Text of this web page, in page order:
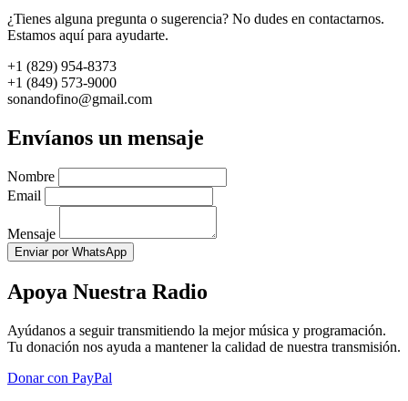
¿Tienes alguna pregunta o sugerencia? No dudes en contactarnos.
Estamos aquí para ayudarte.
+1 (829) 954-8373
+1 (849) 573-9000
sonandofino@gmail.com
Envíanos un mensaje
Nombre
Email
Mensaje
Enviar por WhatsApp
Apoya Nuestra Radio
Ayúdanos a seguir transmitiendo la mejor música y programación.
Tu donación nos ayuda a mantener la calidad de nuestra transmisión.
Donar con PayPal